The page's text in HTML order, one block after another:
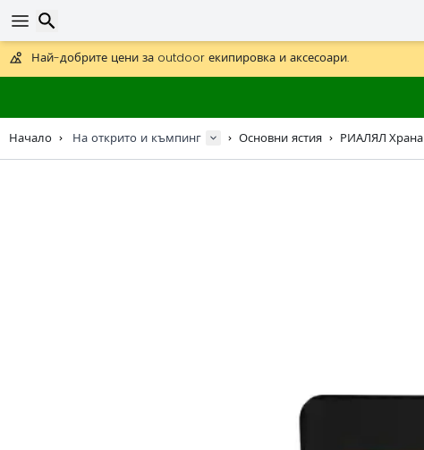
Предлага се и DHL Express за една нощ.
30 дни за връщане, 90 дни за дървени карти и декорации.
Най-добрите цени за outdoor екипировка и аксесоари.
Начало На открито и къмпинг Основни ястия РИАЛЯЛ